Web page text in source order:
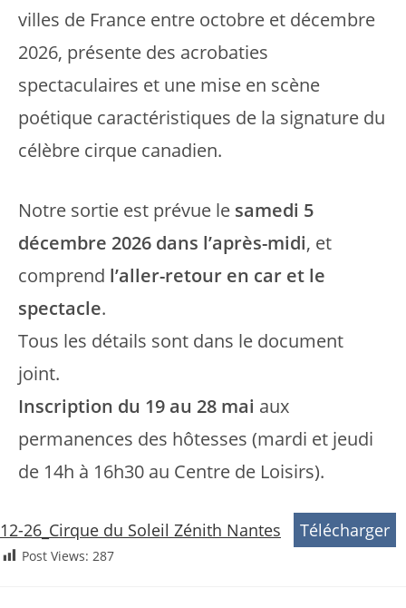
villes de France entre octobre et décembre
2026, présente des acrobaties
spectaculaires et une mise en scène
poétique caractéristiques de la signature du
célèbre cirque canadien.
Notre sortie est prévue le samedi 5
décembre 2026 dans l’après-midi, et
comprend l’aller-retour en car et le
spectacle.
Tous les détails sont dans le document
joint.
Inscription du 19 au 28 mai aux
permanences des hôtesses (mardi et jeudi
de 14h à 16h30 au Centre de Loisirs).
12-26_Cirque du Soleil Zénith Nantes Télécharger
Post Views: 287